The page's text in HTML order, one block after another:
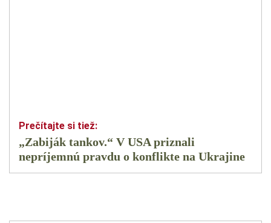
„Zabiják tankov.“ V USA priznali
nepríjemnú pravdu o konflikte na Ukrajine